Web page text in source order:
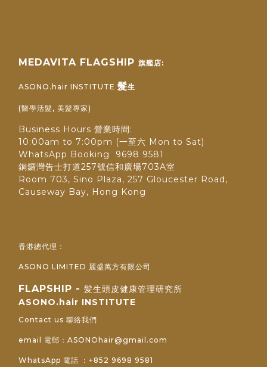
MEDAVITA FLAGSHIP 旗艦店:
ASONO.hair INSTITUTE 髮生
(醫學活髮, 美髮專家)
Business Hours 營業時間:
10:00am to 7:00pm (一至六 Mon to Sat)
WhatsApp Booking 9698 9581
銅鑼灣告士打道257號信和廣場703A室
Room 703, Sino Plaza, 257 Gloucester Road,
Causeway Bay, Hong Kong
香港總代理：
ASONO LIMITED 麗盛萬方有限公司
FLAPSHIP - 髪生頭皮健康管理研究所
ASONO.hair INSTITUTE
Contact us 聯絡我們
email 電郵：ASONOhair@gmail.com
WhatsApp 電話 ：+852 9698 9581